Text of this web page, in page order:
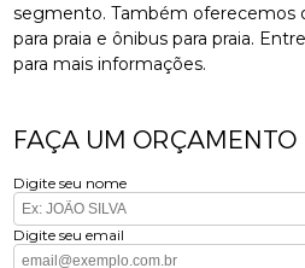
segmento. Também oferecemos
para praia e ônibus para praia.
para mais informações.
FAÇA UM ORÇAMENTO
Digite seu nome
Digite seu email